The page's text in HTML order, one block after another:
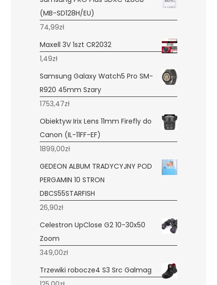
(MB-SD128H/EU)
74,99zł
Maxell 3V 1szt CR2032
1,49zł
Samsung Galaxy Watch5 Pro SM-
R920 45mm Szary
1753,47zł
Obiektyw Irix Lens 11mm Firefly do
Canon (IL-11FF-EF)
1899,00zł
GEDEON ALBUM TRADYCYJNY POD
PERGAMIN 10 STRON
DBCS55STARFISH
26,90zł
Celestron UpClose G2 10-30x50
Zoom
349,00zł
Trzewiki robocze4 S3 Src Galmag